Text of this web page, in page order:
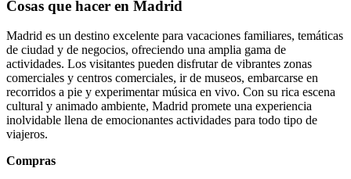
Cosas que hacer en Madrid
Madrid es un destino excelente para vacaciones familiares, temáticas
de ciudad y de negocios, ofreciendo una amplia gama de
actividades. Los visitantes pueden disfrutar de vibrantes zonas
comerciales y centros comerciales, ir de museos, embarcarse en
recorridos a pie y experimentar música en vivo. Con su rica escena
cultural y animado ambiente, Madrid promete una experiencia
inolvidable llena de emocionantes actividades para todo tipo de
viajeros.
Compras